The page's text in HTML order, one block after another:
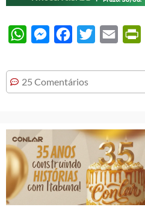
WhatsAppMessengerFacebook
Twitter Email
25 Comentários